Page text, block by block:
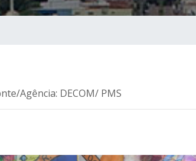
Agência: DECOM/ PMS